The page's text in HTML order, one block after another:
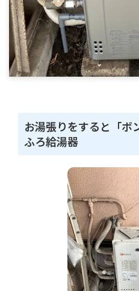
お湯張りをすると「ボ
ふろ給湯器